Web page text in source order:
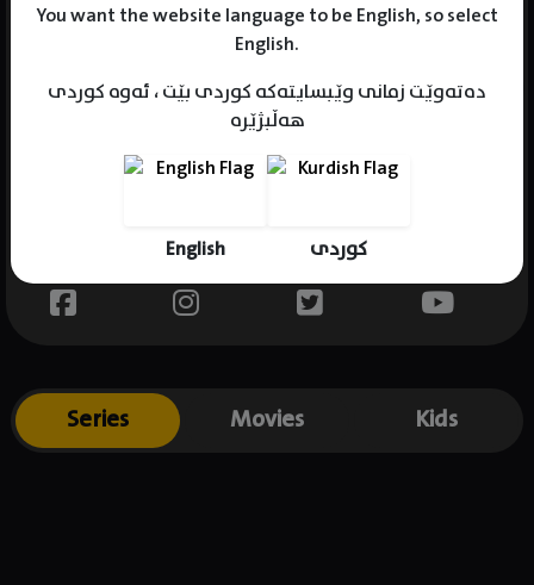
You want the website language to be English, so select
English.
دەتەوێت زمانی وێبسایتەکە کوردی بێت ، ئەوە کوردی
هەڵبژێرە
English کوردی
Gender : female
Place of birth : Canada
Series Movies Kids